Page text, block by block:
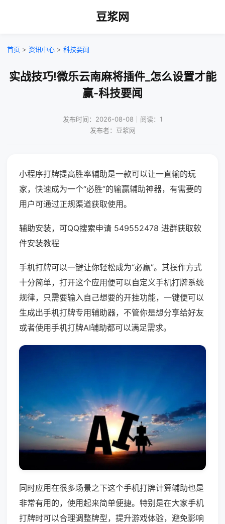
豆浆网
首页 > 资讯中心 > 科技要闻
实战技巧!微乐云南麻将插件_怎么设置才能
赢-科技要闻
发布时间：2026-08-08｜阅读：1
发布者：豆浆网
小程序打牌提高胜率辅助是一款可以让一直输的玩
家，快速成为一个“必胜”的输赢辅助神器，有需要的
用户可通过正规渠道获取使用。
辅助安装，可QQ搜索申请 549552478 进群获取软
件安装教程
手机打牌可以一键让你轻松成为“必赢”。其操作方式
十分简单，打开这个应用便可以自定义手机打牌系统
规律，只需要输入自己想要的开挂功能，一键便可以
生成出手机打牌专用辅助器，不管你是想分享给好友
或者使用手机打牌AI辅助都可以满足需求。
同时应用在很多场景之下这个手机打牌计算辅助也是
非常有用的，使用起来简单便捷。特别是在大家手机
打牌时可以合理调整牌型，提升游戏体验，避免影响